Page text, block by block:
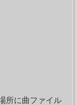
所に曲ファイル